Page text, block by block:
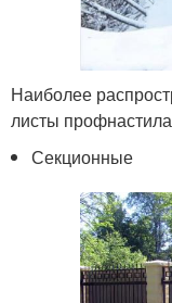
Наиболее
листы
Секционные